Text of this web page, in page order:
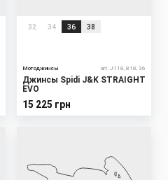
32 34 36 38
Мотоджинсы art. J118, 818, 36
Джинсы Spidi J&K STRAIGHT
EVO
15 225 грн